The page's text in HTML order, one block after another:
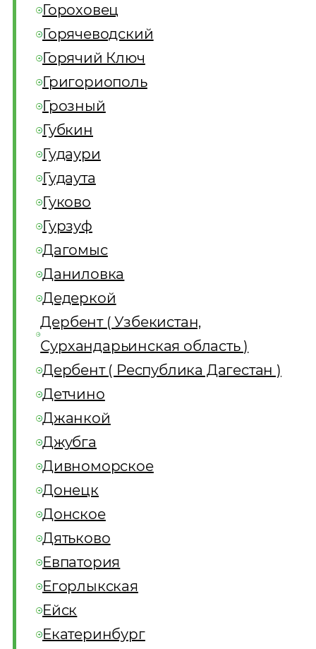
Гороховец
Горячеводский
Горячий Ключ
Григориополь
Грозный
Губкин
Гудаури
Гудаута
Гуково
Гурзуф
Дагомыс
Даниловка
Дедеркой
Дербент ( Узбекистан,
Сурхандарьинская область )
Дербент ( Республика Дагестан )
Детчино
Джанкой
Джубга
Дивноморское
Донецк
Донское
Дятьково
Евпатория
Егорлыкская
Ейск
Екатеринбург